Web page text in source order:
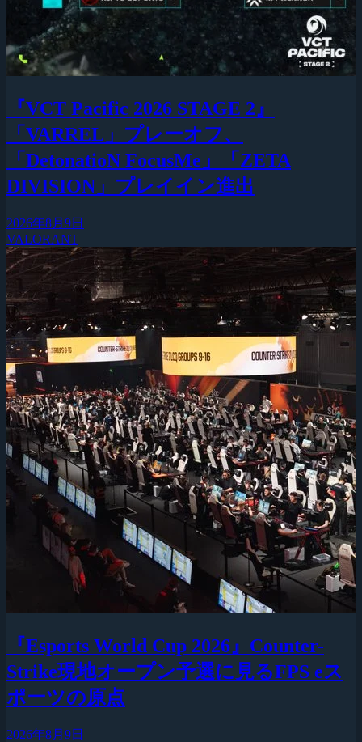
『VCT Pacific 2026 STAGE 2』
「VARREL」プレーオフ、
「DetonatioN FocusMe」「ZETA
DIVISION」プレイイン進出
2026年8月9日
VALORANT
『Esports World Cup 2026』Counter-
Strike現地オープン予選に見るFPS eス
ポーツの原点
2026年8月9日